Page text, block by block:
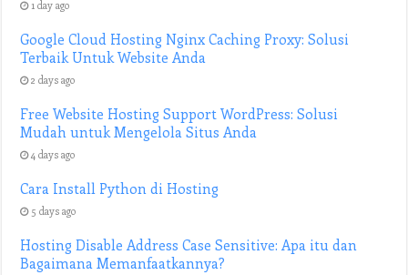
1 day ago
Google Cloud Hosting Nginx Caching Proxy: Solusi
Terbaik Untuk Website Anda
2 days ago
Free Website Hosting Support WordPress: Solusi
Mudah untuk Mengelola Situs Anda
4 days ago
Cara Install Python di Hosting
5 days ago
Hosting Disable Address Case Sensitive: Apa itu dan
Bagaimana Memanfaatkannya?